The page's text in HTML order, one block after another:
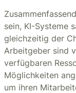
sein, KI-Systeme
gleichzeitig der
Arbeitgeber sind
verfügbaren
Möglichkeiten
um ihren